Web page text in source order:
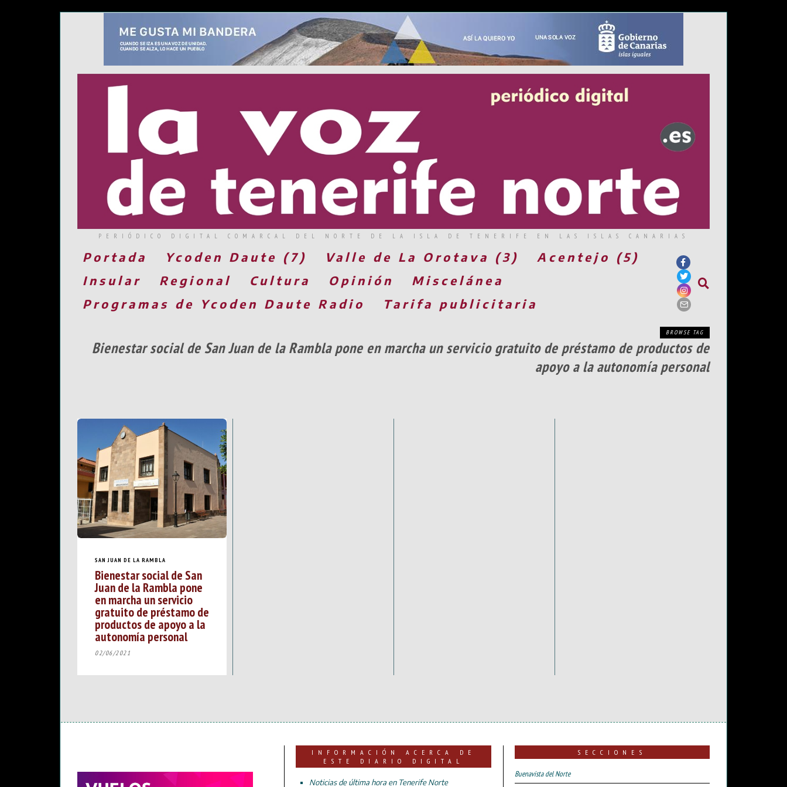
PERIÓDICO DIGITAL COMARCAL DEL NORTE DE LA ISLA DE TENERIFE EN LAS ISLAS CANARIAS
Portada Ycoden Daute (7) Valle de La Orotava (3)
Acentejo (5)
Insular
Regional Cultura Opinión
Miscelánea
Programas de Ycoden Daute Radio
Tarifa publicitaria
BROWSE TAG
Bienestar social de San Juan de la Rambla pone en marcha un servicio gratuito de préstamo de productos de
apoyo a la autonomía personal
SAN JUAN DE LA RAMBLA
Bienestar social de San
Juan de la Rambla pone
en marcha un servicio
gratuito de préstamo de
productos de apoyo a la
autonomía personal
02/06/2021
INFORMACIÓN ACERCA DE
ESTE DIARIO DIGITAL
Noticias de última hora en Tenerife Norte
SECCIONES
Buenavista del Norte